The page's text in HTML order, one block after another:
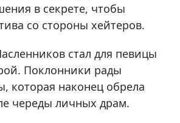
в секрете, чтобы
со стороны хейтеров.
стал для певицы
Поклонники рады
которая наконец обрела
череды личных драм.